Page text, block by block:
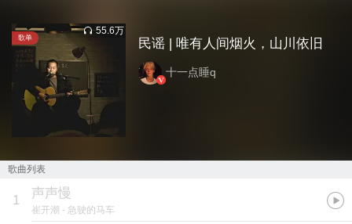
歌单
55.6万
民谣 | 唯有人间烟火，山川依旧
十一点睡q
歌曲列表
1 声声慢
崔开潮 - 急驶的马车